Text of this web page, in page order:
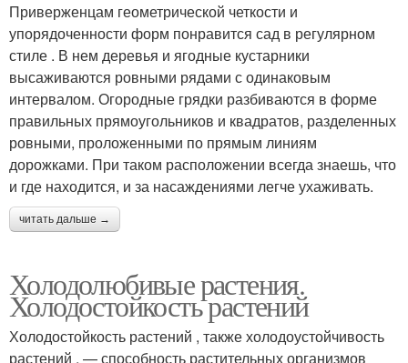
Приверженцам геометрической четкости и
упорядоченности форм понравится сад в регулярном
стиле . В нем деревья и ягодные кустарники
высаживаются ровными рядами с одинаковым
интервалом. Огородные грядки разбиваются в форме
правильных прямоугольников и квадратов, разделенных
ровными, проложенными по прямым линиям
дорожками. При таком расположении всегда знаешь, что
и где находится, и за насаждениями легче ухаживать.
читать дальше →
Холодолюбивые растения.
Холодостойкость растений
Холодостойкость растений , также холодоустойчивость
растений , — способность растительных организмов